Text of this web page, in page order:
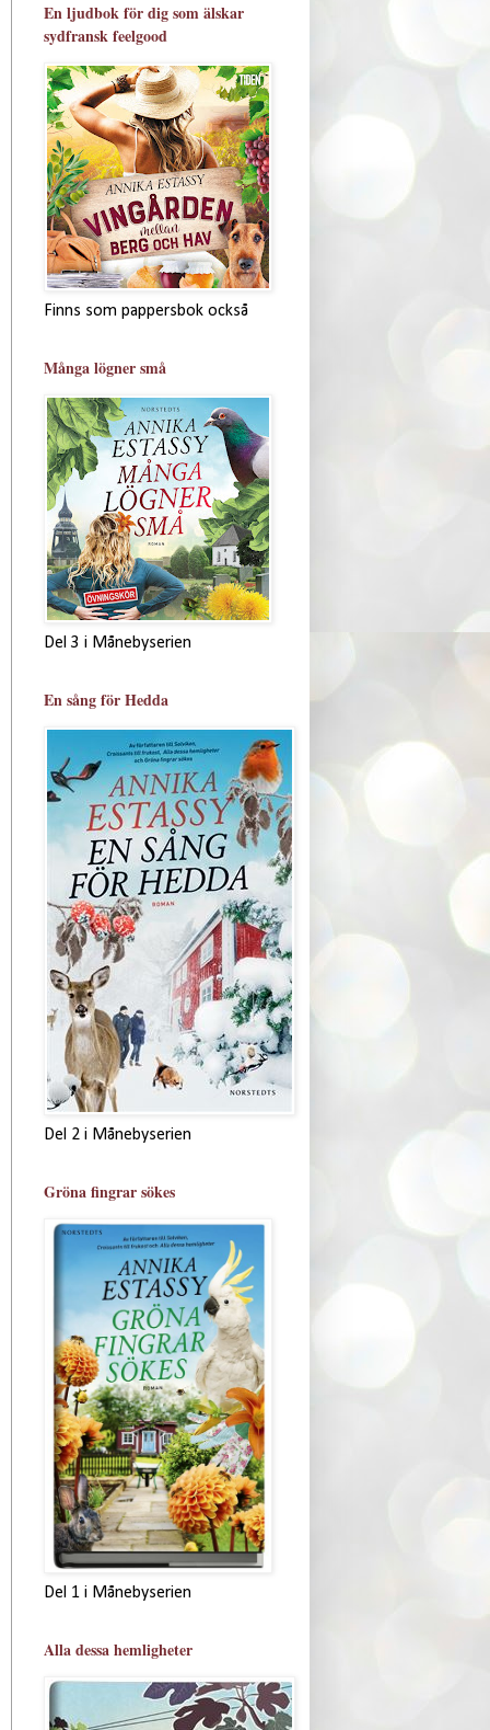
En ljudbok för dig som älskar
sydfransk feelgood
Finns som pappersbok också
Många lögner små
Del 3 i Månebyserien
En sång för Hedda
Del 2 i Månebyserien
Gröna fingrar sökes
Del 1 i Månebyserien
Alla dessa hemligheter